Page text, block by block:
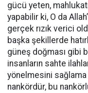
gücü yeten,
yapabilir ki, O da
gerçek rızık verici
başka şekillerde
güneş doğması gibi
insanların sahte
yönelmesini sağlama
nankördür, bu